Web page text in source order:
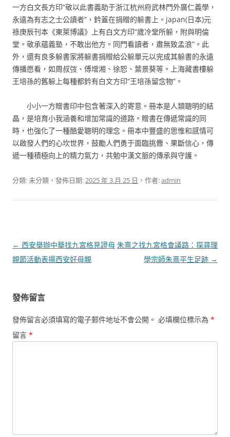
一方白文長方印“敬以此書義助于浙江杭州府武林門外廣仁義學，
永遠為有志之士公讀者”，鈐蓋在捐贈的躲書上。japan(日本)元
祿庚辰刊本《東萊博議》上有白文方印“歲冷堂所躲，附與明倫
堂。敬承蘊義塾，不敢出他方。同門看讀者，肅無致孟浪”。此
外，還有良多躲書家將躲書捐贈給公躲單元以完成其躲書的永遠
傳播愿看，如周叔弢、傅增湘、徐恕、葉景葵等。上海藏書樓躲
王培孫的舊躲上每種都鈐有白文方印“王培孫留念物”。
小小一方贈書印中包含著深入的寄意。冊本是人類聰明的結
晶，是培育小我涵養和增加常識的道路。贈書在傳遞常識的同
時，也強化了一種酷愛聰明的理念。冊本中豐盛的思惟和感情可
以啟發人們的心坎世界，鼓勵人們勇于面臨挑釁、果斷信心，傳
遞一種積極向上的精力氣力，共勉中漢文脈的傳承與守護。
分類: 未分類，發佈日期:2025 年 3 月 25 日 ，作者:admin
文
章
← 西安舉辦中華找九宮格見證母
親節活動表揚西安好母親
朱熹之找九宮格會議路：探尋理
學宗師朱熹平生足跡 →
發佈留言
發佈留言必須填寫的電子郵件地址不會公開。 必填欄位標示為 *
留言 *